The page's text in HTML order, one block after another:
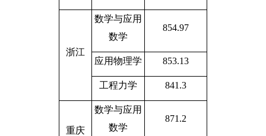
浙江
数学与应用
数学
854.97
应用物理学 853.13
工程力学 841.3
重庆
数学与应用
数学
871.2